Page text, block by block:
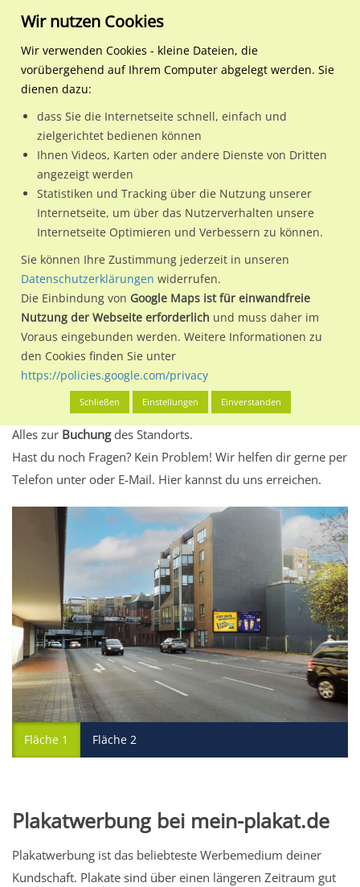
Regionale Plakatwerbung
Nordrhein-
Bonn, Stadt
Burgstr 33 re
Burgstr 33 re
Nutze günstige Werbemöglichkeiten am Standort Burgstr 33
reim Ortsteil Bad Godesberg) in Bonn, Stadt.
Wir erheben für jede unserer Werbeflächen individuelle und
aktuelleStandortinformationenundLeistungswerte. Damit
kannst du dich schon vor der Buchung im Detail über den
Standort, seine Reichweite und Werbewirkung sowie
eventuelle Beschränkungen in den zugelassenen
Werbeinhalten informieren.
Alles klar? Dann findest du direkt im unteren Teil dieser Seite
Alles zur Buchungdes Standorts.
Hast du noch Fragen? Kein Problem! Wir helfen dir gerne per
Telefon unter oder E-Mail. Hier kannst du uns erreichen.
Fläche 1 Fläche 2
Plakatwerbung bei mein-plakat.de
Plakatwerbung ist das beliebteste Werbemedium deiner
Kundschaft. Plakate sind über einen längeren Zeitraum gut
Wir nutzen Cookies
Wir verwenden Cookies - kleine Dateien, die
vorübergehend auf Ihrem Computer abgelegt werden. Sie
dienen dazu:
dass Sie die Internetseite schnell, einfach und
zielgerichtet bedienen können
Ihnen Videos, Karten oder andere Dienste von Dritten
angezeigt werden
Statistiken und Tracking über die Nutzung unserer
Internetseite, um über das Nutzerverhalten unsere
Internetseite Optimieren und Verbessern zu können.
Sie können Ihre Zustimmung jederzeit in unseren
Datenschutzerklärungen widerrufen.
Die Einbindung von Google Maps ist für einwandfreie
Nutzung der Webseite erforderlich und muss daher im
Voraus eingebunden werden. Weitere Informationen zu
den Cookies finden Sie unter
https://policies.google.com/privacy
Schließen Einstellungen Einverstanden